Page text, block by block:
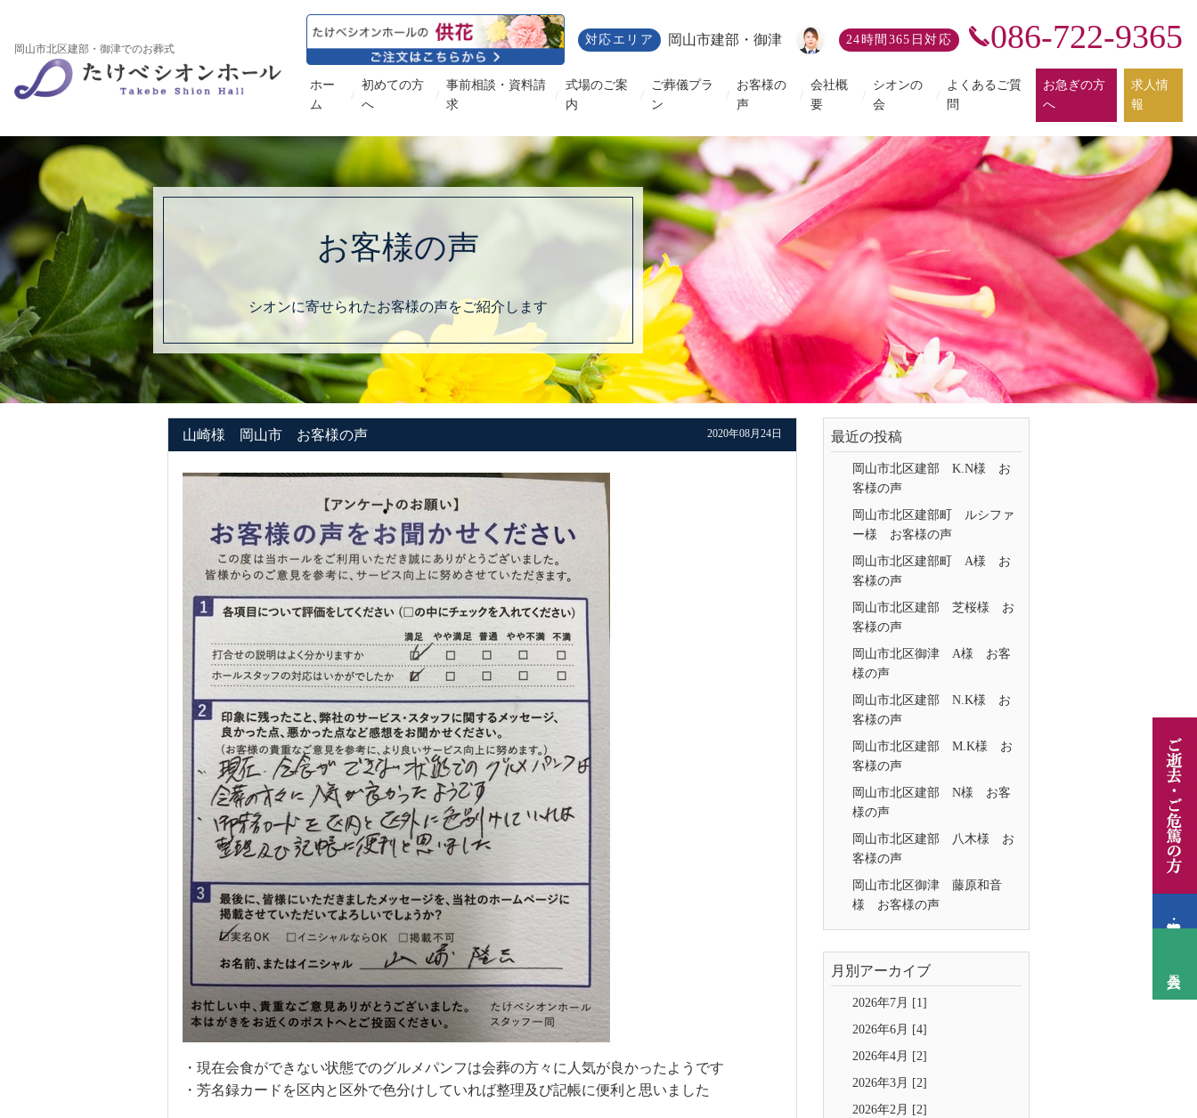
岡山市北区建部・御津でのお葬式
対応エリア 岡山市建部・御津 24時間365日対応 086-722-9365
ホー
ム
/
初めての方
へ
/
事前相談・資料請
求
/
式場のご案
内
/
ご葬儀プラ
ン
/
お客様の
声
/
会社概
要
/
シオンの
会
/
よくあるご質
問
お急ぎの方
へ
求人情
報
お客様の声
シオンに寄せられたお客様の声をご紹介します
山崎様 岡山市 お客様の声 2020年08月24日
・現在会食ができない状態でのグルメパンフは会葬の方々に人気が良かったようです
・芳名録カードを区内と区外で色分けしていれば整理及び記帳に便利と思いました
最近の投稿
岡山市北区建部 K.N様 お
客様の声
岡山市北区建部町 ルシファ
ー様 お客様の声
岡山市北区建部町 A様 お
客様の声
岡山市北区建部 芝桜様 お
客様の声
岡山市北区御津 A様 お客
様の声
岡山市北区建部 N.K様 お
客様の声
岡山市北区建部 M.K様 お
客様の声
岡山市北区建部 N様 お客
様の声
岡山市北区建部 八木様 お
客様の声
岡山市北区御津 藤原和音
様 お客様の声
月別アーカイブ
2026年7月 [1]
2026年6月 [4]
2026年4月 [2]
2026年3月 [2]
2026年2月 [2]